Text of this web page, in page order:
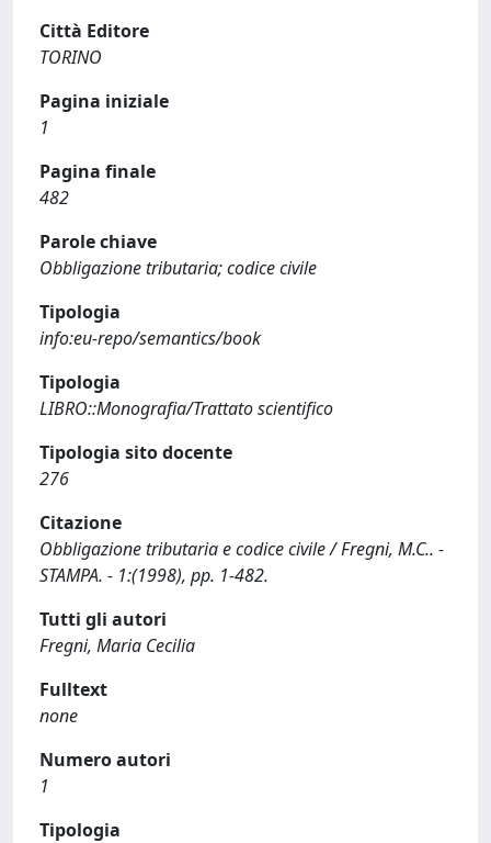
Città Editore
TORINO
Pagina iniziale
1
Pagina finale
482
Parole chiave
Obbligazione tributaria; codice civile
Tipologia
info:eu-repo/semantics/book
Tipologia
LIBRO::Monografia/Trattato scientifico
Tipologia sito docente
276
Citazione
Obbligazione tributaria e codice civile / Fregni, M.C.. -
STAMPA. - 1:(1998), pp. 1-482.
Tutti gli autori
Fregni, Maria Cecilia
Fulltext
none
Numero autori
1
Tipologia